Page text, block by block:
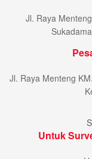
Jl. Raya
Jl. Raya Menteng
Untuk